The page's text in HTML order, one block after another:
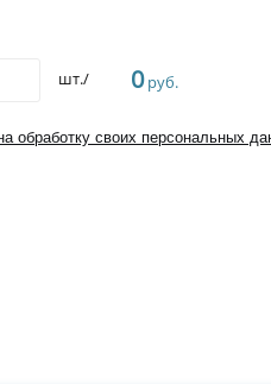
шт./ 0руб.
обработку своих персональных